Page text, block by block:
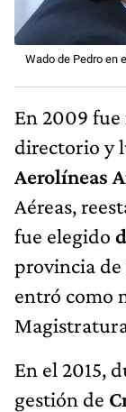
Wado de Pedro en
En 2009
directorio y
Aerolíneas
Aéreas,
fue elegido
provincia de
entró como
En el 2015,
gestión de